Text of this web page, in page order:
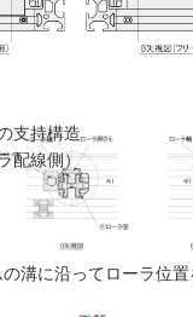
支持構造
配線側）
溝に沿ってローラ位